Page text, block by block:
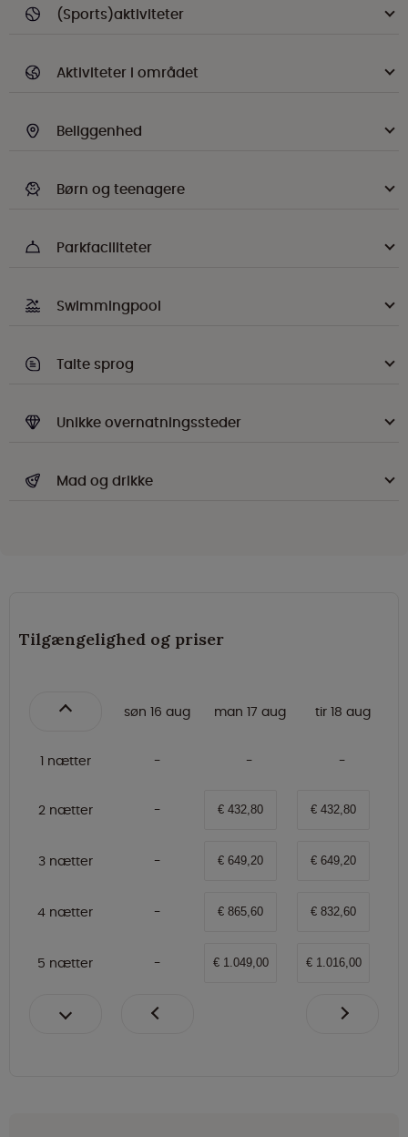
(Sports)aktiviteter
Aktiviteter i området
Beliggenhed
Børn og teenagere
Parkfaciliteter
Swimmingpool
Talte sprog
Unikke overnatningssteder
Mad og drikke
Tilgængelighed og priser
søn 16 aug man 17 aug tir 18 aug
1 nætter
2 nætter € 432,80 € 432,80
3 nætter € 649,20 € 649,20
4 nætter € 865,60 € 832,60
5 nætter € 1.049,00 € 1.016,00